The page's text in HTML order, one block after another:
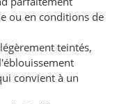
ou en conditions de
teintés,
convient à un